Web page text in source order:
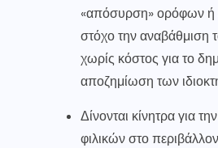
«απόσυρση» ορόφων ή
στόχο την αναβάθμιση
χωρίς κόστος για το
αποζημίωση των
Δίνονται κίνητρα για
φιλικών στο